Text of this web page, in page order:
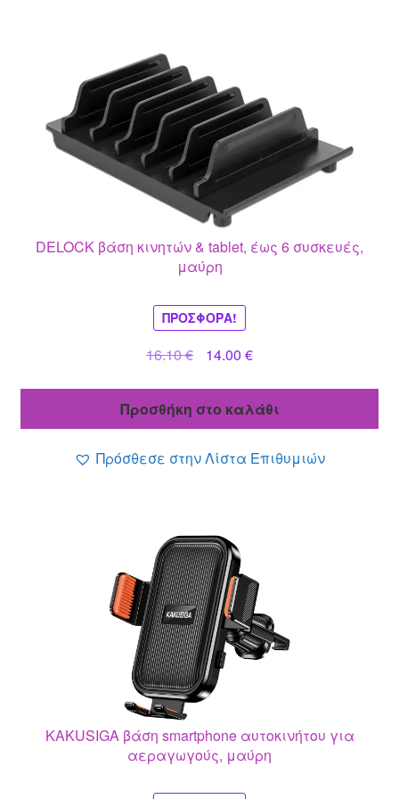
DELOCK βάση κινητών & tablet, έως 6 συσκευές,
μαύρη
ΠΡΟΣΦΟΡΆ!
16.10€
Original
16.10 €.
14.00 €Η
είναι:
Προσθήκη στο καλάθι
Πρόσθεσε στην Λίστα Επιθυμιών
KAKUSIGA βάση smartphone αυτοκινήτου για
αεραγωγούς, μαύρη